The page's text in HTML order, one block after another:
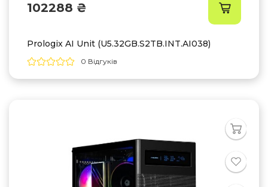
102288 ₴
Prologix AI Unit (U5.32GB.S2TB.INT.AI038)
0 Відгуків